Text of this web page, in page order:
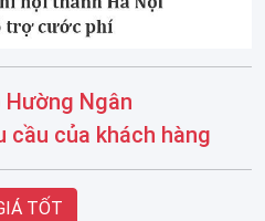
Ngân
cầu của khách hàng
TỐT